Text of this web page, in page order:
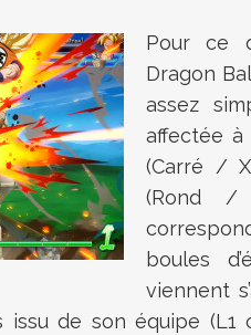
Pour ce
Dragon
assez
affectée à
(Carré /
(Rond /
boules
viennent
issu de son équipe (L1